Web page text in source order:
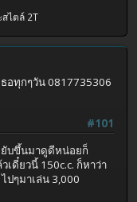
ไตล์ 2T
อทุกๆวัน 0817735306
#101
ยับขึ้นมาดูดีหน่อยก็
เดี๋ยวนี้ 150c.c. ก็หาว่า
ปๆมาเล่น 3,000